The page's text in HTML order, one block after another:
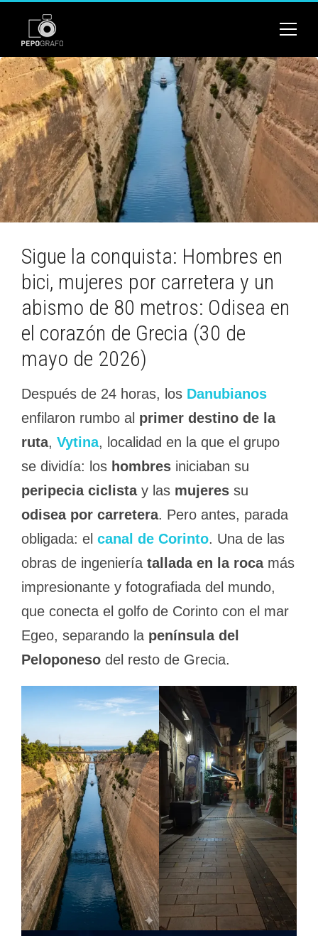
Sigue la conquista: Hombres en
bici, mujeres por carretera y un
abismo de 80 metros: Odisea en
el corazón de Grecia (30 de
mayo de 2026)
Después de 24 horas, los Danubianos
enfilaron rumbo al primer destino de la
ruta, Vytina, localidad en la que el grupo
se dividía: los hombres iniciaban su
peripecia ciclistay las mujeres su
odisea por carretera. Pero antes, parada
obligada: el canal de Corinto. Una de las
obras de ingeniería tallada en la rocamás
impresionante y fotografiada del mundo,
que conecta el golfo de Corinto con el mar
Egeo, separando la península del
Peloponeso del resto de Grecia.